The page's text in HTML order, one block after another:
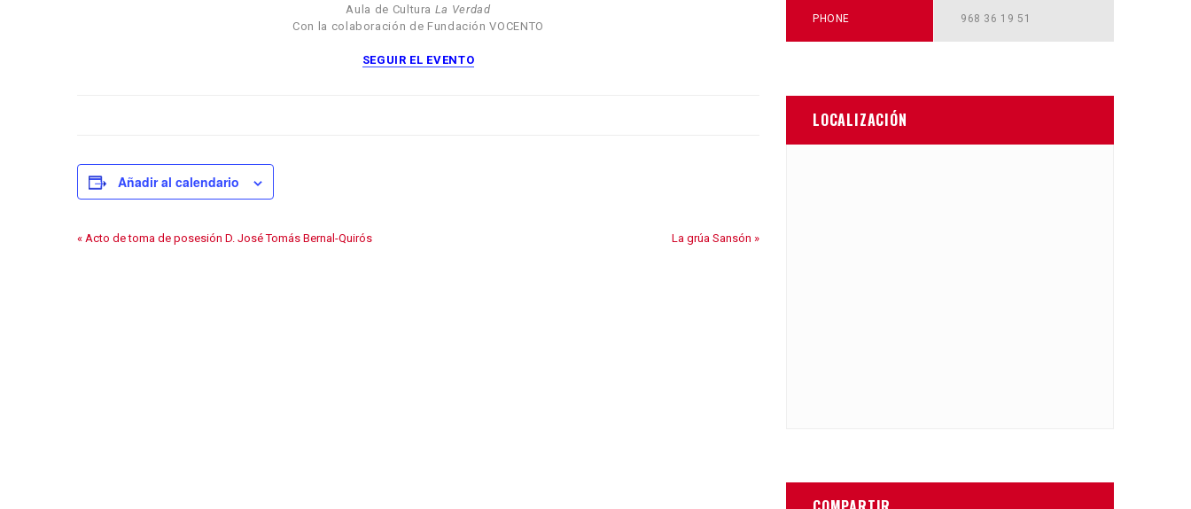
Aula de Cultura La Verdad
Con la colaboración de Fundación VOCENTO
SEGUIR EL EVENTO
Añadir al calendario
« Acto de toma de posesión D. José Tomás Bernal-Quirós La grúa Sansón »
PHONE 968 36 19 51
LOCALIZACIÓN